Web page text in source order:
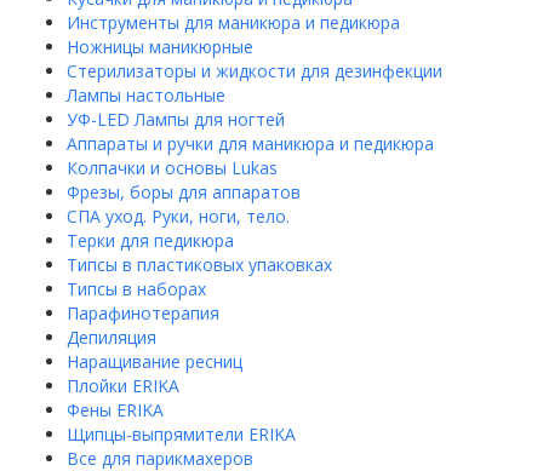
Инструменты для маникюра и педикюра
Ножницы маникюрные
Стерилизаторы и жидкости для дезинфекции
Лампы настольные
УФ-LED Лампы для ногтей
Аппараты и ручки для маникюра и педикюра
Колпачки и основы Lukas
Фрезы, боры для аппаратов
СПА уход. Руки, ноги, тело.
Терки для педикюра
Типсы в пластиковых упаковках
Типсы в наборах
Парафинотерапия
Депиляция
Наращивание ресниц
Плойки ERIKA
Фены ERIKA
Щипцы-выпрямители ERIKA
Все для парикмахеров